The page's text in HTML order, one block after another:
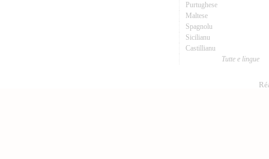
Purtughese
Maltese
Spagnolu
Sicilianu
Castillianu
Tutte e lingue